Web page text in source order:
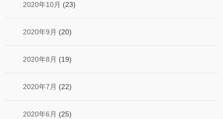
2020年10月 (23)
2020年9月 (20)
2020年8月 (19)
2020年7月 (22)
2020年6月 (25)